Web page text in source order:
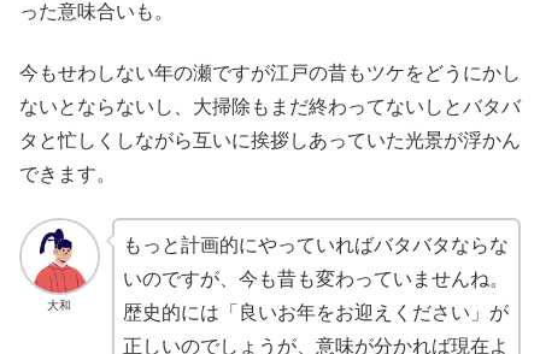
った意味合いも。
今もせわしない年の瀬ですが江戸の昔もツケをどうにかし
ないとならないし、大掃除もまだ終わってないしとバタバ
タと忙しくしながら互いに挨拶しあっていた光景が浮かん
できます。
大和
もっと計画的にやっていればバタバタならな
いのですが、今も昔も変わっていませんね。
歴史的には「良いお年をお迎えください」が
正しいのでしょうが、意味が分かれば現在よ